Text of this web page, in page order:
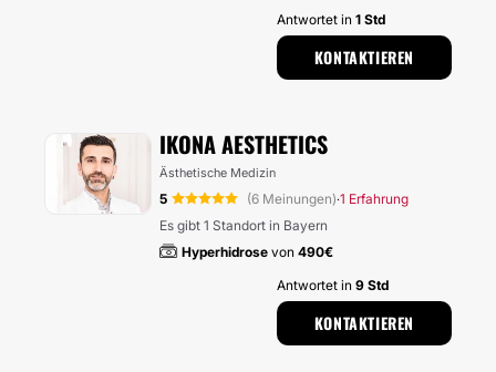
Antwortet in 1 Std
KONTAKTIEREN
IKONA AESTHETICS
Ästhetische Medizin
5 (6 Meinungen)·1 Erfahrung
Es gibt 1 Standort in Bayern
Hyperhidrose von 490€
Antwortet in 9 Std
KONTAKTIEREN